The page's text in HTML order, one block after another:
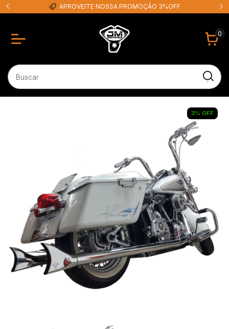
APROVEITE NOSSA PROMOÇÃO 3%OFF
0
3% OFF